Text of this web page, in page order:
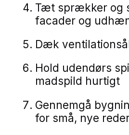
Tæt sprækker og
facader og
Dæk
Hold udendørs
madspild hurtigt
Gennemgå
for små, nye